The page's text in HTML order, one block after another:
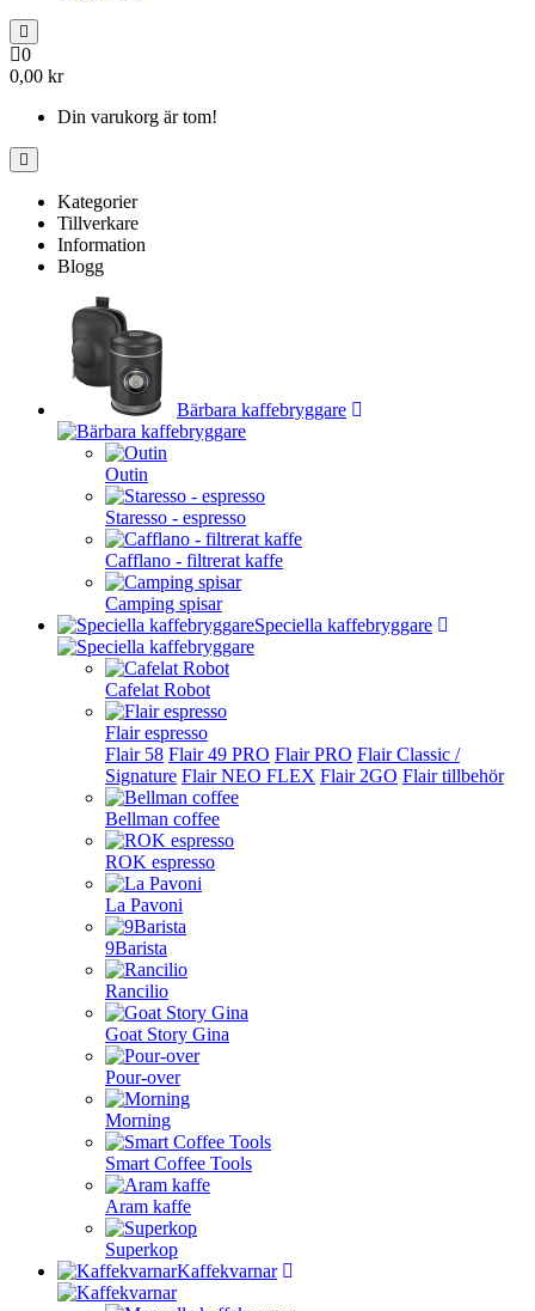
0
0,00 kr
Din varukorg är tom!
Kategorier
Tillverkare
Information
Blogg
Bärbara kaffebryggare
Outin
Staresso - espresso
Cafflano - filtrerat kaffe
Camping spisar
Speciella kaffebryggare
Cafelat Robot
Flair espresso
Flair 58 Flair 49 PRO Flair PRO Flair Classic /
Signature Flair NEO FLEX Flair 2GO Flair tillbehör
Bellman coffee
ROK espresso
La Pavoni
9Barista
Rancilio
Goat Story Gina
Pour-over
Morning
Smart Coffee Tools
Aram kaffe
Superkop
Kaffekvarnar